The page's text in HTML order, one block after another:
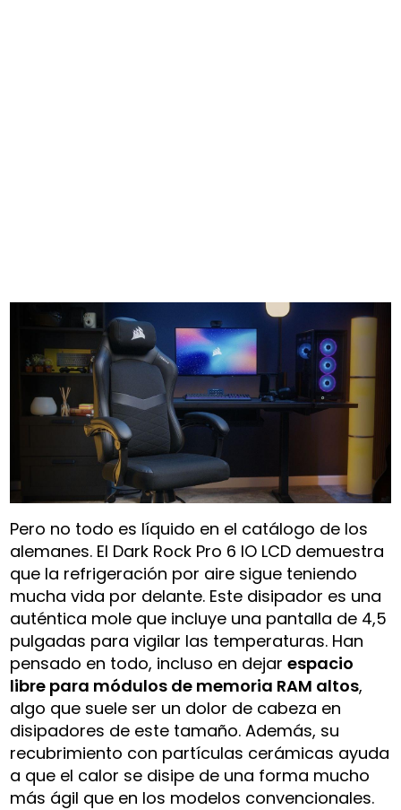
Pero no todo es líquido en el catálogo de los
alemanes. El Dark Rock Pro 6 IO LCD demuestra
que la refrigeración por aire sigue teniendo
mucha vida por delante. Este disipador es una
auténtica mole que incluye una pantalla de 4,5
pulgadas para vigilar las temperaturas. Han
pensado en todo, incluso en dejarespacio
libre para módulos de memoria RAM altos,
algo que suele ser un dolor de cabeza en
disipadores de este tamaño. Además, su
recubrimiento con partículas cerámicas ayuda
a que el calor se disipe de una forma mucho
más ágil que en los modelos convencionales.